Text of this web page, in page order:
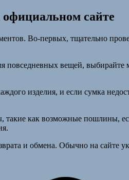
сайте
Во-первых, тщательно
вещей,
изделия, и если сумка
как возможные пошлины,
и обмена. Обычно на сайте